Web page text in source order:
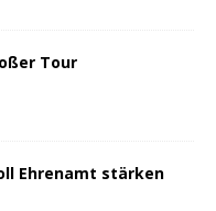
Tour
Ehrenamt stärken